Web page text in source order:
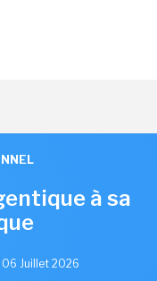
à sa
06 Juillet 2026